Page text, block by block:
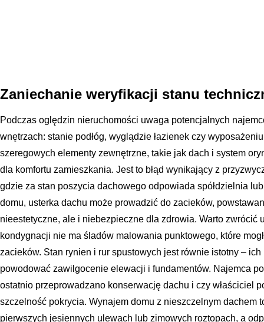
Zaniechanie weryfikacji stanu
Podczas oględzin nieruchomości uwaga potencjalnych
wnętrzach: stanie podłóg, wyglądzie łazienek czy
szeregowych elementy zewnętrzne, takie jak dach i system
dla komfortu zamieszkania. Jest to błąd wynikający z
gdzie za stan poszycia dachowego odpowiada spółdzielnia
domu, usterka dachu może prowadzić do zacieków,
nieestetyczne, ale i niebezpieczne dla zdrowia. Warto zwrócić
kondygnacji nie ma śladów malowania punktowego, które
zacieków. Stan rynien i rur spustowych jest równie istotny –
powodować zawilgocenie elewacji i fundamentów. Najemca
ostatnio przeprowadzano konserwację dachu i czy właściciel
szczelność pokrycia. Wynajem domu z nieszczelnym dachem
pierwszych jesiennych ulewach lub zimowych roztopach, a